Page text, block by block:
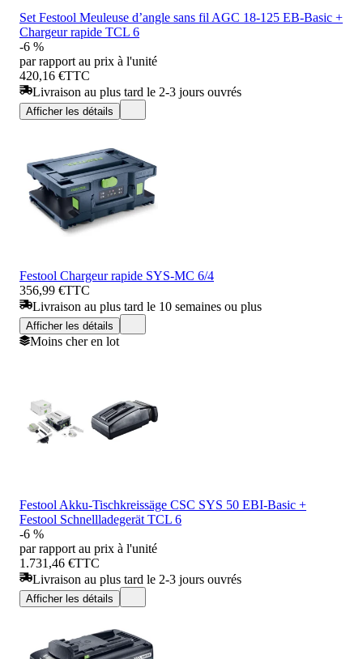
Set Festool Meuleuse d’angle sans fil AGC 18-125 EB-Basic +
Chargeur rapide TCL 6
-6 %
par rapport au prix à l'unité
420,16 €TTC
Livraison au plus tard le 2-3 jours ouvrés
Afficher les détails
Festool Chargeur rapide SYS-MC 6/4
356,99 €TTC
Livraison au plus tard le 10 semaines ou plus
Afficher les détails
Moins cher en lot
Festool Akku-Tischkreissäge CSC SYS 50 EBI-Basic +
Festool Schnellladegerät TCL 6
-6 %
par rapport au prix à l'unité
1.731,46 €TTC
Livraison au plus tard le 2-3 jours ouvrés
Afficher les détails